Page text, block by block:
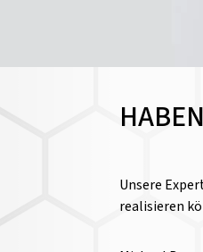
Unsere
realisieren